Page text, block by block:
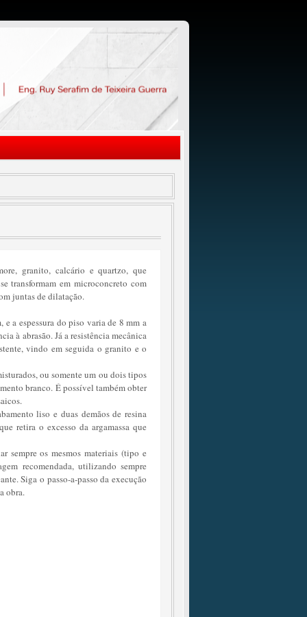
granito, calcário e quartzo, que
transformam em microconcreto com
juntas de dilatação.
a espessura do piso varia de 8 mm a
à abrasão. Já a resistência mecânica
vindo em seguida o granito e o
ou somente um ou dois tipos
branco. É possível também obter
liso e duas demãos de resina
retira o excesso da argamassa que
sempre os mesmos materiais (tipo e
recomendada, utilizando sempre
Siga o passo-a-passo da execução
obra.